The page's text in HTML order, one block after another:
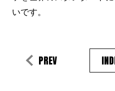
いです。
PREV